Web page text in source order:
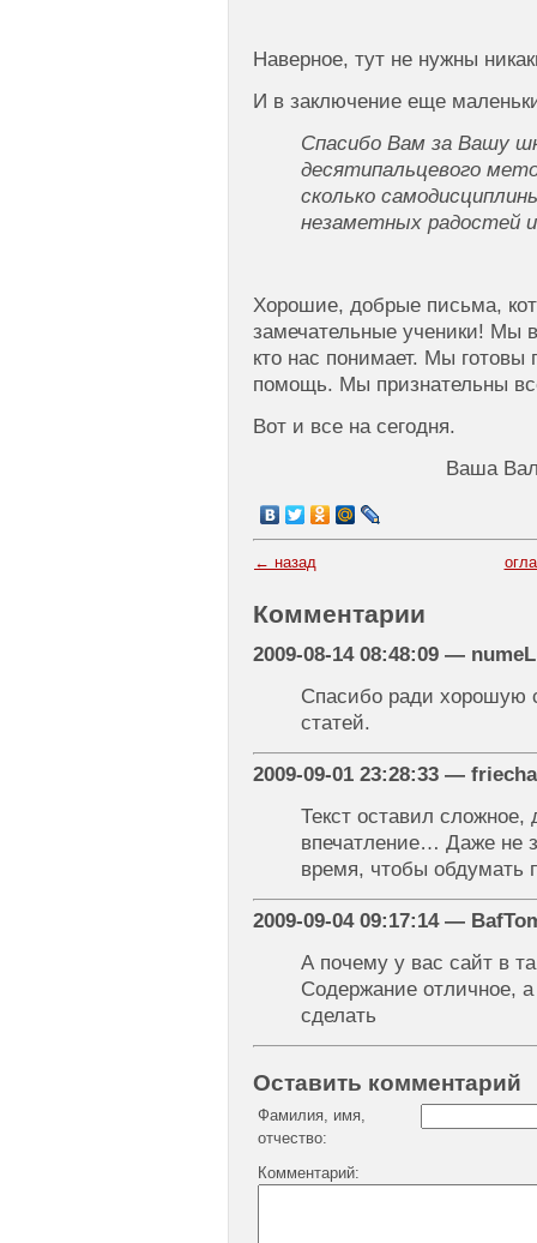
Наверное, тут не нужны
И в заключение еще
Спасибо Вам за Вашу
десятипальцевого
сколько
незаметных радостей
Хорошие, добрые письма,
замечательные ученики! Мы
кто нас понимает. Мы готовы
помощь. Мы признательны
Вот и все на сегодня.
Ваша
← назад
Комментарии
2009-08-14 08:48:09 —
Спасибо ради хорошую
статей.
2009-09-01 23:28:33 —
Текст оставил сложное,
впечатление… Даже не
время, чтобы обдумать
2009-09-04 09:17:14 —
А почему у вас сайт в
Содержание отличное,
сделать
Оставить комментарий
Фамилия, имя,
отчество:
Комментарий: